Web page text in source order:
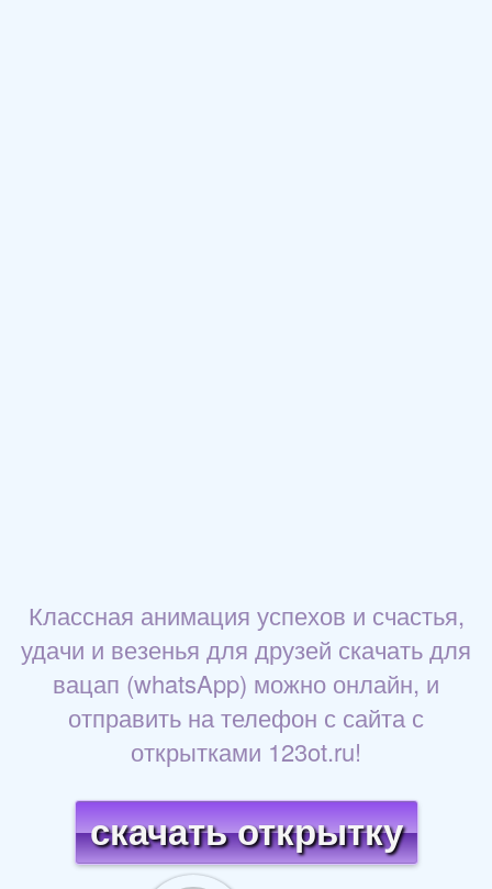
Классная анимация успехов и счастья,
удачи и везенья для друзей скачать для
вацап (whatsApp) можно онлайн, и
отправить на телефон с сайта с
открытками 123ot.ru!
скачать открытку